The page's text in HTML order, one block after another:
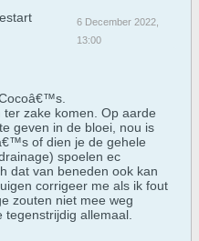
6 December 2022,
13:00
zake komen. Op aarde
geven in de bloei, nou is
of dien je de gehele
spoelen ec
dat van beneden ook kan
corrigeer me als ik fout
zouten niet mee weg
allemaal.